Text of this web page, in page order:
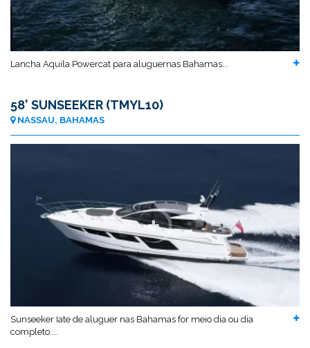
Lancha Aquila Powercat para aluguernas Bahamas...
58' SUNSEEKER (TMYL10)
NASSAU, BAHAMAS
Sunseeker Iate de aluguer nas Bahamas for meio dia ou dia
completo....